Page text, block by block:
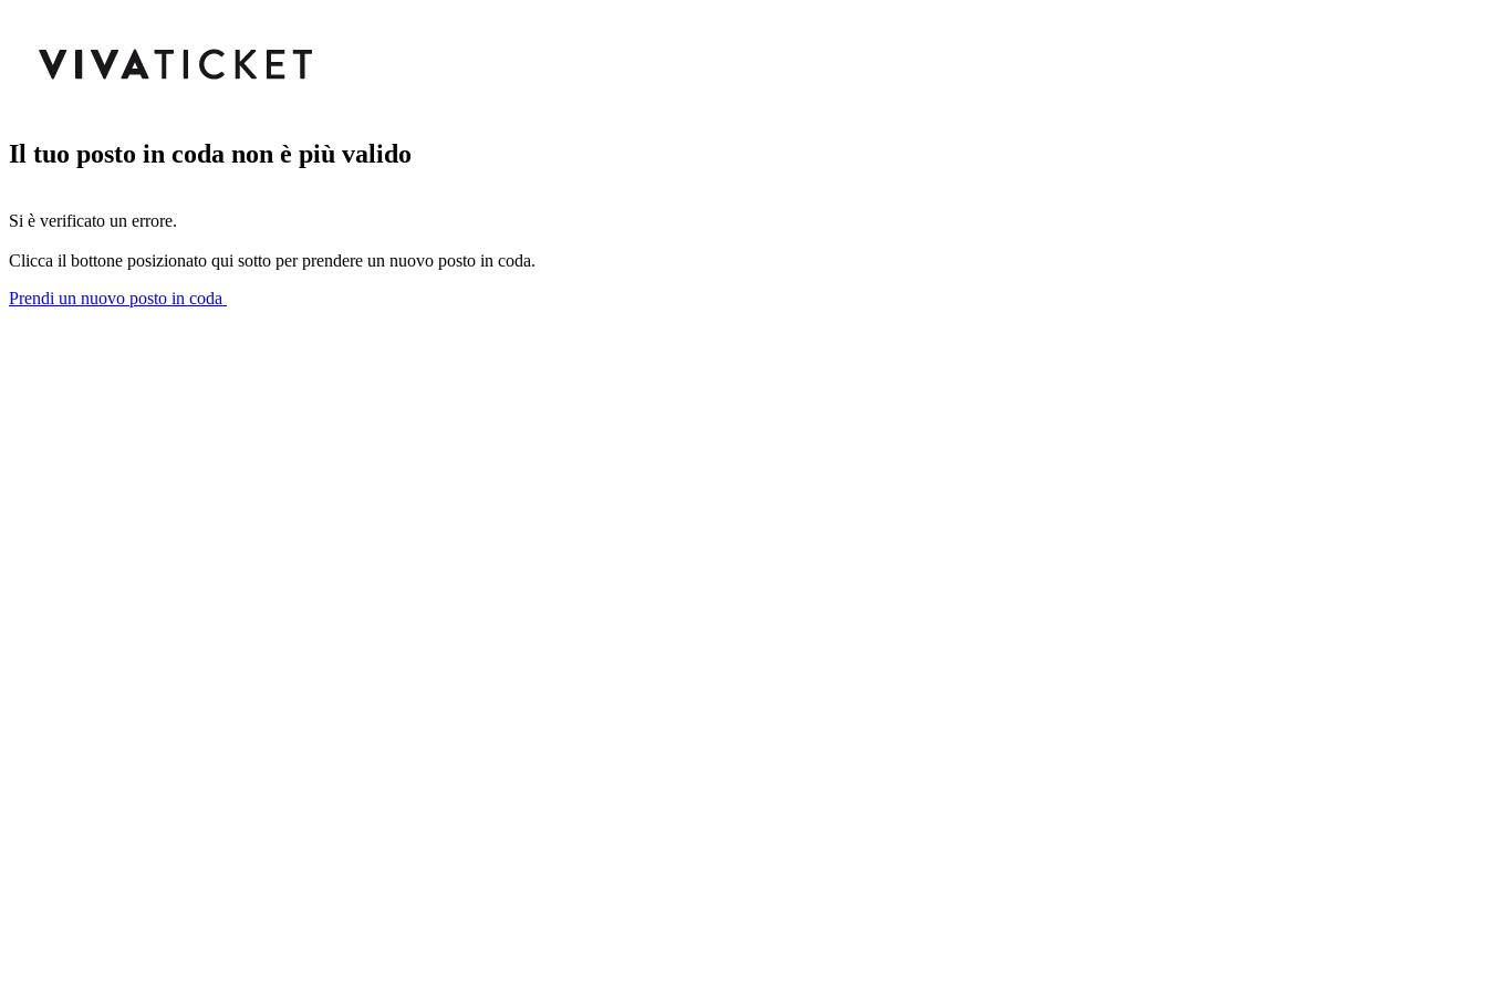
Il tuo posto in coda non è più valido
Si è verificato un errore.
Clicca il bottone posizionato qui sotto per prendere un nuovo posto in coda.
Prendi un nuovo posto in coda